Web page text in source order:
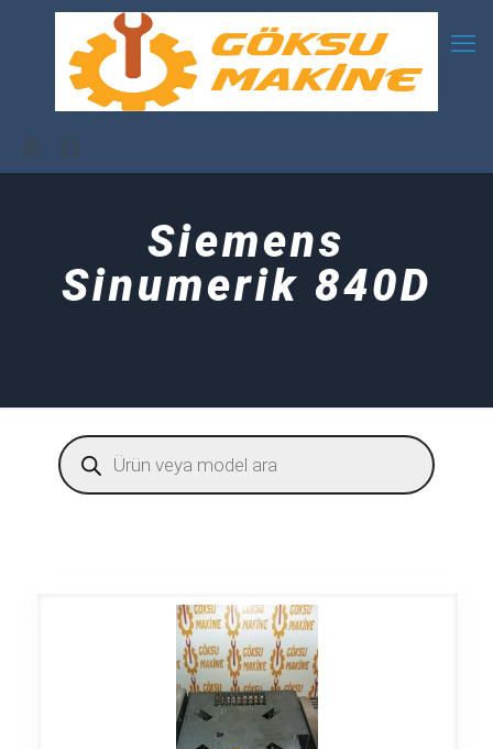
Siemens
Sinumerik 840D
Products
search